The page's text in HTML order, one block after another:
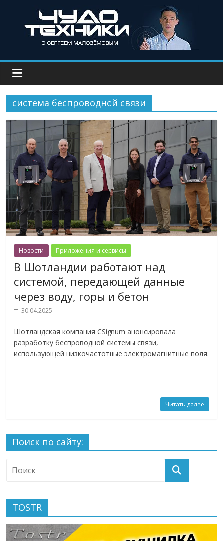
система беспроводной связи
Новости Приложения и сервисы
В Шотландии работают над
системой, передающей данные
через воду, горы и бетон
30.04.2025
Шотландская компания CSignum анонсировала
разработку беспроводной системы связи,
использующей низкочастотные электромагнитные поля.
Читать далее
Поиск по сайту:
TOSTR